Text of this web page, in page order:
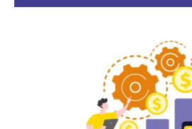
Partner SAP en tu Ciudad
Partners Estratégicos
EXPLORAR SOLUIONES